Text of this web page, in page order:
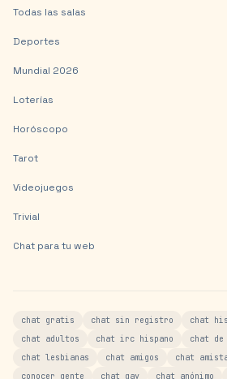
Todas las salas
Deportes
Mundial 2026
Loterías
Horóscopo
Tarot
Videojuegos
Trivial
Chat para tu web
chat gratis chat sin registro chat
chat adultos
chat irc hispano
chat de
chat lesbianas
chat amigos chat
conocer gente
chat gay chat anónimo